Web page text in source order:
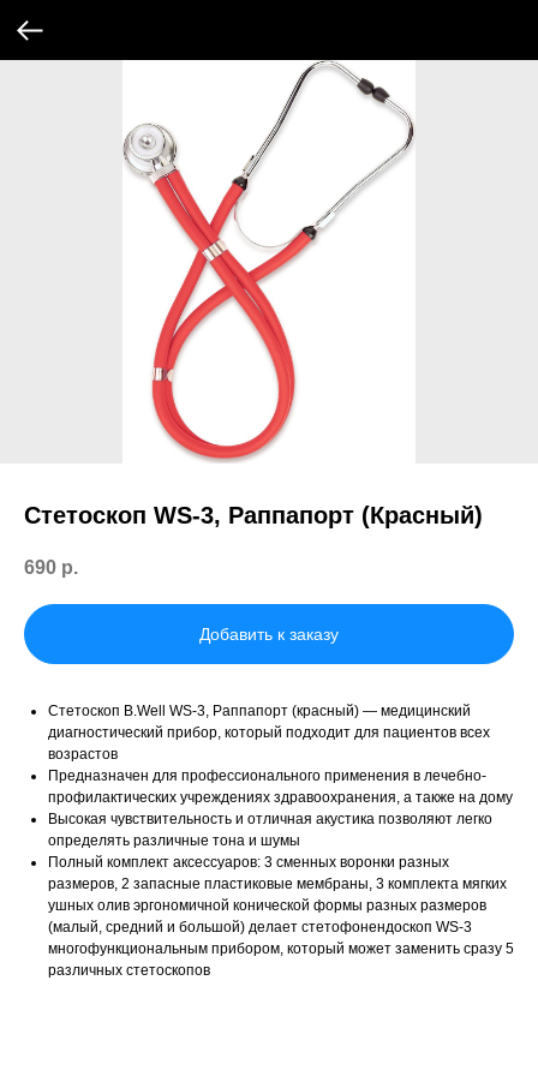
Стетоскоп WS-3, Раппапорт (Красный)
690 р.
Добавить к заказу
Стетоскоп B.Well WS-3, Раппапорт (красный) — медицинский
диагностический прибор, который подходит для пациентов всех
возрастов
Предназначен для профессионального применения в лечебно-
профилактических учреждениях здравоохранения, а также на дому
Высокая чувствительность и отличная акустика позволяют легко
определять различные тона и шумы
Полный комплект аксессуаров: 3 сменных воронки разных
размеров, 2 запасные пластиковые мембраны, 3 комплекта мягких
ушных олив эргономичной конической формы разных размеров
(малый, средний и большой) делает стетофонендоскоп WS-3
многофункциональным прибором, который может заменить сразу 5
различных стетоскопов